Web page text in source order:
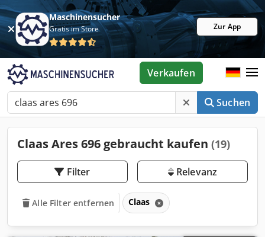
Maschinensucher
Gratis im Store Zur App
Suchen
Verkaufen
Claas Ares 696 gebraucht kaufen (19)
Filter Relevanz
Alle Filter entfernen Claas